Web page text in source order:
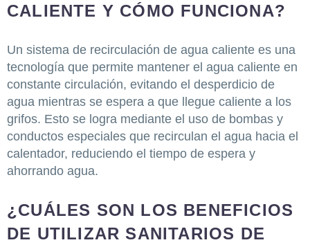
CALIENTE Y CÓMO FUNCIONA?
Un sistema de recirculación de agua caliente es una
tecnología que permite mantener el agua caliente en
constante circulación, evitando el desperdicio de
agua mientras se espera a que llegue caliente a los
grifos. Esto se logra mediante el uso de bombas y
conductos especiales que recirculan el agua hacia el
calentador, reduciendo el tiempo de espera y
ahorrando agua.
¿CUÁLES SON LOS BENEFICIOS
DE UTILIZAR SANITARIOS DE